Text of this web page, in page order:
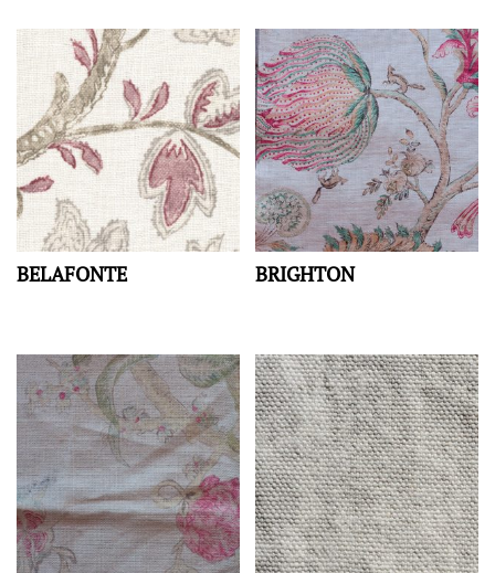
BELAFONTE BRIGHTON